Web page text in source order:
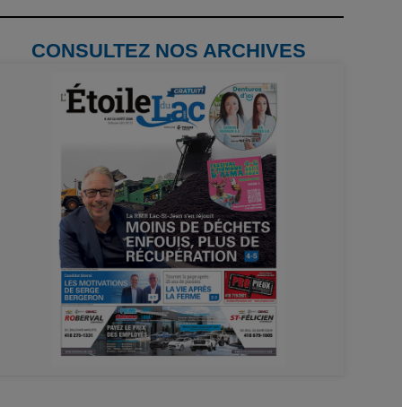
CONSULTEZ NOS ARCHIVES